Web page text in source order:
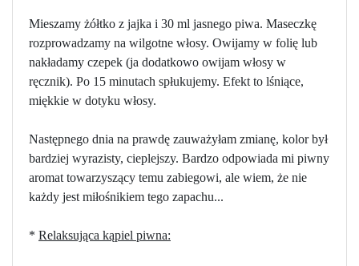
Mieszamy żółtko z jajka i 30 ml jasnego piwa. Maseczkę
rozprowadzamy na wilgotne włosy. Owijamy w folię lub
nakładamy czepek (ja dodatkowo owijam włosy w
ręcznik). Po 15 minutach spłukujemy. Efekt to lśniące,
miękkie w dotyku włosy.
Następnego dnia na prawdę zauważyłam zmianę, kolor był
bardziej wyrazisty, cieplejszy. Bardzo odpowiada mi piwny
aromat towarzyszący temu zabiegowi, ale wiem, że nie
każdy jest miłośnikiem tego zapachu...
* Relaksująca kąpiel piwna: